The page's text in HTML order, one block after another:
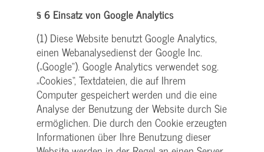
§ 6 Einsatz von Google Analytics
(1) Diese Website benutzt Google Analytics,
einen Webanalysedienst der Google Inc.
(„Google“). Google Analytics verwendet sog.
„Cookies“, Textdateien, die auf Ihrem
Computer gespeichert werden und die eine
Analyse der Benutzung der Website durch Sie
ermöglichen. Die durch den Cookie erzeugten
Informationen über Ihre Benutzung dieser